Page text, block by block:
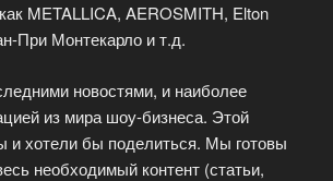
METALLICA, AEROSMITH, Elton
При Монтекарло и т.д.
новостями, и наиболее
из мира шоу-бизнеса. Этой
и хотели бы поделиться. Мы готовы
необходимый контент (статьи,